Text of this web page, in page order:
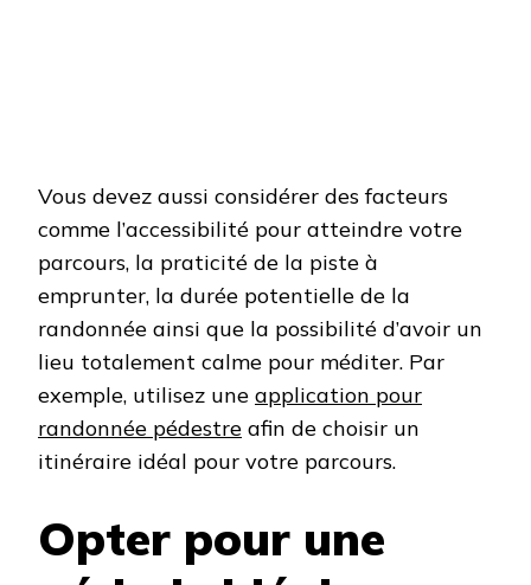
Vous devez aussi considérer des facteurs
comme l’accessibilité pour atteindre votre
parcours, la praticité de la piste à
emprunter, la durée potentielle de la
randonnée ainsi que la possibilité d’avoir un
lieu totalement calme pour méditer. Par
exemple, utilisez une application pour
randonnée pédestre afin de choisir un
itinéraire idéal pour votre parcours.
Opter pour une